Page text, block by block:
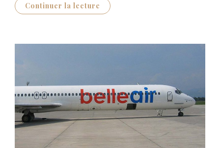
Continuer la lecture